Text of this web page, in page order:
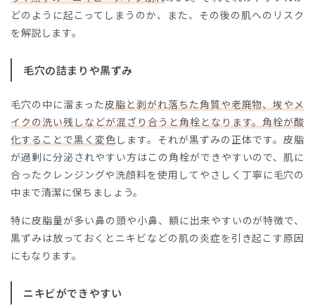
どのように起こってしまうのか、また、その後の肌へのリスク
を解説します。
毛穴の詰まりや黒ずみ
毛穴の中に溜まった皮脂と剥がれ落ちた角質や老廃物、埃やメ
イクの洗い残しなどが混ざり合うと角栓となります。角栓が酸
化することで黒く変色します。それが黒ずみの正体です。皮脂
が過剰に分泌されやすい方はこの角栓ができやすいので、肌に
合ったクレンジングや洗顔料を使用してやさしく丁寧に毛穴の
中まで清潔に保ちましょう。
特に皮脂量が多い鼻の頭や小鼻、額に出来やすいのが特徴で、
黒ずみは放っておくとニキビなどの肌の炎症を引き起こす原因
にもなります。
ニキビができやすい